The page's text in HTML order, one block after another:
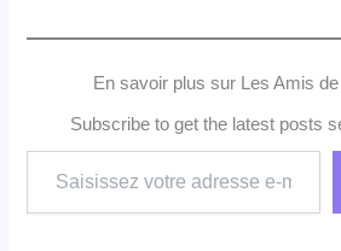
En savoir plus sur Les Amis
Subscribe to get the latest posts
votre
adresse